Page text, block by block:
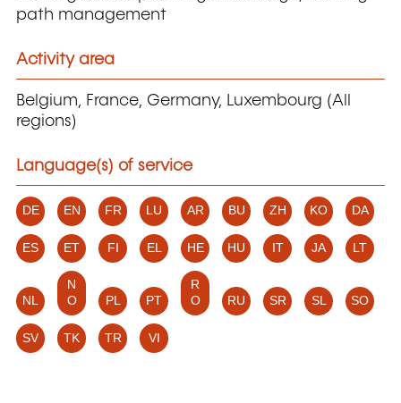
path management
Activity area
Belgium, France, Germany, Luxembourg (All
regions)
Language(s) of service
DE EN FR LU AR BU ZH KO DA
ES ET FI EL HE HU IT JA LT
NL
N
O
PL PT
R
O
RU SR SL SO
SV TK TR VI